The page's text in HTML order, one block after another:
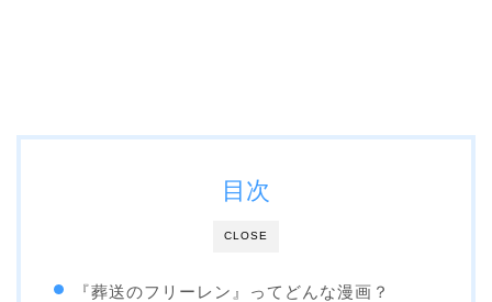
CLOSE
目次
『葬送のフリーレン』ってどんな漫画？